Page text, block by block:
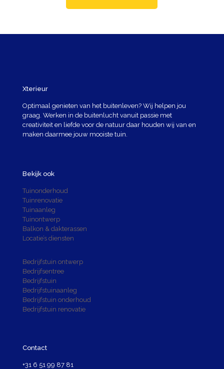
Xterieur
Optimaal genieten van het buitenleven? Wij helpen jou
graag. Werken in de buitenlucht vanuit passie met
creativiteit en liefde voor de natuur daar houden wij van en
maken daarmee jouw mooiste tuin.
Bekijk ook
Tuinonderhoud
Tuinrenovatie
Tuinaanleg
Tuinontwerp
Balkon & dakterassen
Locatie’s diensten
Bedrijfstuin ontwerp
Bedrijfsentree
Bedrijfstuin
Bedrijfstuinaanleg
Bedrijfstuin onderhoud
Bedrijfstuin renovatie
Contact
+31 6 51 99 87 81